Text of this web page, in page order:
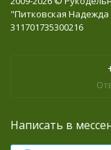
"Питковская
311701735300216
Написать в